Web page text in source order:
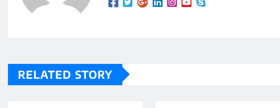
RELATED STORY